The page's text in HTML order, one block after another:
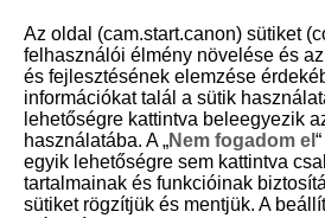
D250-089
Hangerő
A videókamera hangjelzéseinek hangereje
Az oldal (cam.start.canon) sütiket
felhasználói élmény növelése és
és fejlesztésének elemzése
információkat talál a sütik
lehetőségre kattintva beleegyezik
használatába. A „Nem fogadom el
egyik lehetőségre sem kattintva
tartalmainak és funkcióinak
sütiket rögzítjük és mentjük. A